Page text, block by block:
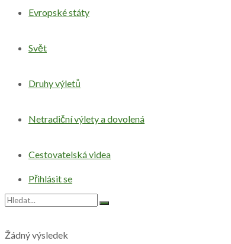
Přihlásit se
Evropské státy
Svět
Druhy výletů
Netradiční výlety a dovolená
Cestovatelská videa
Žádný výsledek